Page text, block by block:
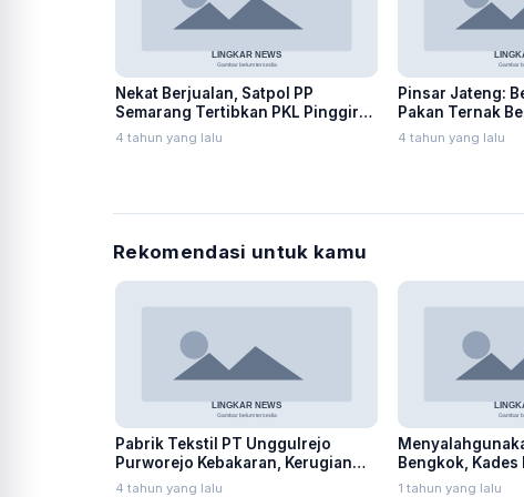
Nekat Berjualan, Satpol PP
Semarang Tertibkan PKL Pinggir
Jalan Simongan
4 tahun yang lalu
Pinsar Jateng:
Pakan Ternak
Pemerintah
4 tahun yang lalu
Rekomendasi untuk kamu
Pabrik Tekstil PT Unggulrejo
Purworejo Kebakaran, Kerugian
Capai Puluhan Juta Rupiah
4 tahun yang lalu
Bengkok,
Ditangkap Kejari
1 tahun yang lalu